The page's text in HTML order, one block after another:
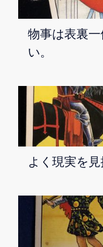
物事は表裏
い。
よく現実を見